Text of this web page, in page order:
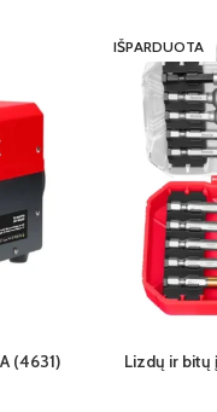
(4631)
IŠPARDUOTA
Lizdų ir bitų